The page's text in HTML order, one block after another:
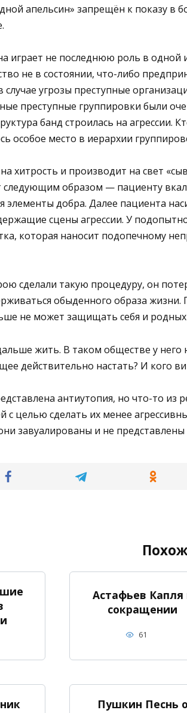
апельсин» запрещён к показу в
играет не последнюю роль в
не в состоянии, что-либо
случае угрозы преступные
преступные группировки были
банд строилась на агрессии.
особое место в иерархии
хитрость и производит на свет
следующим образом — пациенту
элементы добра. Далее пациента
сцены агрессии. У
которая наносит подопечному
сделали такую процедуру, он
обыденного образа жизни.
не может защищать себя и
жить. В таком обществе у него
действительно настать? И кого
антиутопия, но что-то из
с целью сделать их менее
завуалированы и не представлены
Астафьев Капля
сокращении
61
Пушкин Песнь о